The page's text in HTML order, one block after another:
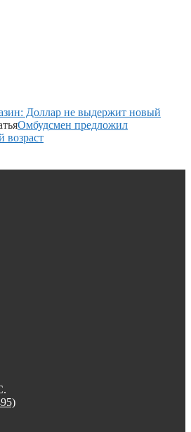
Доллар не выдержит новый
Омбудсмен предложил
возраст